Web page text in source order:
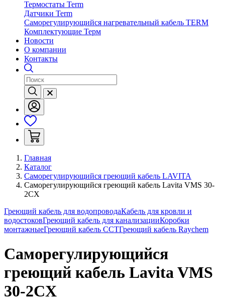
Термостаты Term
Датчики Term
Саморегулирующийся нагревательный кабель TERM
Комплектующие Терм
Новости
О компании
Контакты
Главная
Каталог
Саморегулирующийся греющий кабель LAVITA
Саморегулирующийся греющий кабель Lavita VMS 30-
2CX
Греющий кабель для водопроводаКабель для кровли и
водостоковГреющий кабель для канализацииКоробки
монтажныеГреющий кабель ССТГреющий кабель Raychem
Саморегулирующийся
греющий кабель Lavita VMS
30-2CX